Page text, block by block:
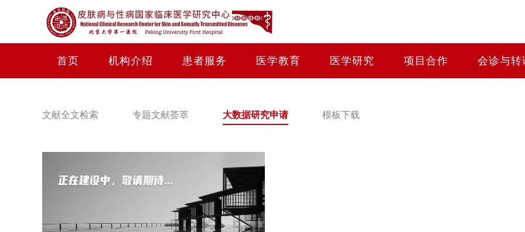
首页 机构介绍 患者服务 医学教育 医学研究 项目合作 会诊与转
文献全文检索 专题文献荟萃 大数据研究申请 模板下载